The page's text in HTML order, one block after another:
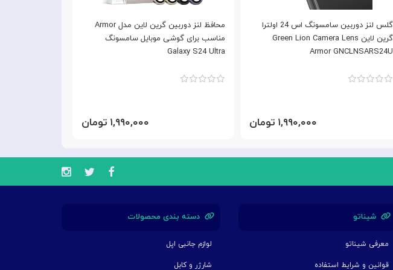
محافظ لنز دوربین گرین لاین مدل Armor
مناسب برای گوشی موبایل سامسونگ
Galaxy S24 Ultra
۱,۹۹۰,۰۰۰ تومان
گلس لنز دوربین سامسونگ اس 24 اولترا
گرین لاین Green Lion Camera Lens
Armor GNCLNSARS24U
۱,۹۹۰,۰۰۰ تومان
شیناتو
معرفی شیناتو
قوانین و شرایط استفاده
دسته بندی محصولات
لوازم جانبی اپل
شارژر و کابل